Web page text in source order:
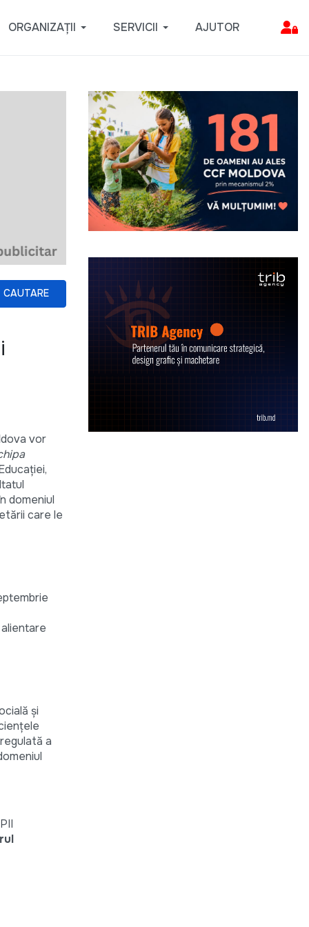
ORGANIZAȚII SERVICII AJUTOR
CAUTARE
vor
domeniul
care le
şi
a